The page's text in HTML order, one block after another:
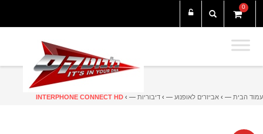
0
עמוד הבית — › אביזרים לאופנוע — › דיבוריות — ›
INTERPHONE CONNECT HD